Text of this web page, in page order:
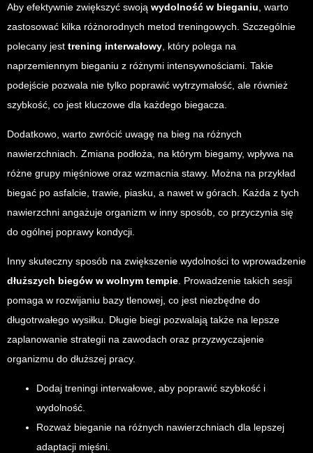
Aby efektywnie zwiększyć swoją wydolność w bieganiu , warto
zastosować kilka różnorodnych metod treningowych. Szczególnie
polecany jest trening interwałowy , który polega na
naprzemiennym bieganiu z różnymi intensywnościami. Takie
podejście pozwala nie tylko poprawić wytrzymałość, ale również
szybkość, co jest kluczowe dla każdego biegacza.
Dodatkowo, warto zwrócić uwagę na bieg na różnych
nawierzchniach. Zmiana podłoża, na którym biegamy, wpływa na
różne grupy mięśniowe oraz wzmacnia stawy. Można na przykład
biegać po asfalcie, trawie, piasku, a nawet w górach. Każda z tych
nawierzchni angażuje organizm w inny sposób, co przyczynia się
do ogólnej poprawy kondycji.
Inny skuteczny sposób na zwiększenie wydolności to wprowadzenie
dłuższych biegów w wolnym tempie . Prowadzenie takich sesji
pomaga w rozwijaniu bazy tlenowej, co jest niezbędne do
długotrwałego wysiłku. Długie biegi pozwalają także na lepsze
zaplanowanie strategii na zawodach oraz przyzwyczajenie
organizmu do dłuższej pracy.
Dodaj treningi interwałowe, aby poprawić szybkość i
wydolność.
Rozważ bieganie na różnych nawierzchniach dla lepszej
adaptacji mięśni.